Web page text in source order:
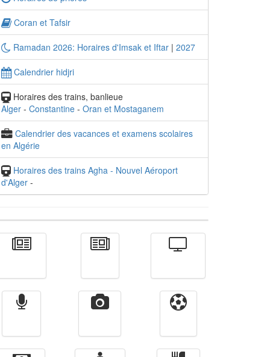
Coran et Tafsir
Ramadan 2026: Horaires d'Imsak et Iftar | 2027
Calendrier hidjri
Horaires des trains, banlieue
Alger - Constantine - Oran et Mostaganem
Calendrier des vacances et examens scolaires
en Algérie
Horaires des trains Agha - Nouvel Aéroport
d'Alger -